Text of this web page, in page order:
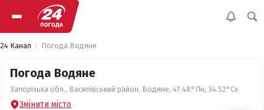
24 Канал Погода Водяне
Погода Водяне
Запорізька обл., Василівський район, Водяне, 47.48°Пн, 34.52°Сх
Змінити місто